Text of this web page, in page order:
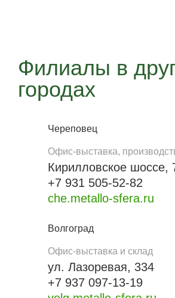
Филиалы в
городах
Череповец
Офис-выставка,
Кирилловское шоссе,
+7 931 505-52-82
che.metallo-sfera.ru
Волгоград
Офис-выставка и склад
ул. Лазоревая, 334
+7 937 097-13-19